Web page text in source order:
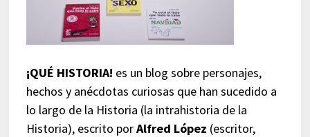
¡QUÉ HISTORIA! es un blog sobre personajes,
hechos y anécdotas curiosas que han sucedido a
lo largo de la Historia (la intrahistoria de la
Historia), escrito porAlfred López (escritor,